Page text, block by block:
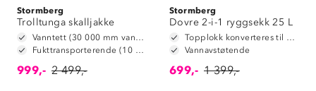
Stormberg
Trolltunga skalljakke
Vanntett (30 000 mm vannsøyle)
Fukttransporterende (10 000 g/m2/24t)
999,- 2 499,-
Stormberg
Dovre 2-i-1 ryggsekk 25 L
Topplokk konverteres til hoftebelte
Vannavstøtende
699,- 1 399,-